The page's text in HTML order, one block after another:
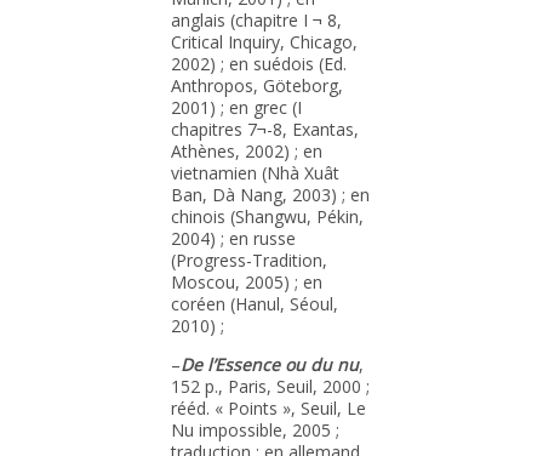
anglais (chapitre I ¬ 8,
Critical Inquiry, Chicago,
2002) ; en suédois (Ed.
Anthropos, Göteborg,
2001) ; en grec (I
chapitres 7¬-8, Exantas,
Athènes, 2002) ; en
vietnamien (Nhà Xuât
Ban, Dà Nang, 2003) ; en
chinois (Shangwu, Pékin,
2004) ; en russe
(Progress-Tradition,
Moscou, 2005) ; en
coréen (Hanul, Séoul,
2010) ;
–De l’Essence ou du nu,
152 p., Paris, Seuil, 2000 ;
rééd. « Points », Seuil, Le
Nu impossible, 2005 ;